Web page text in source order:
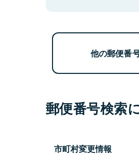
他の郵便番
郵便番号検索
市町村変更情報